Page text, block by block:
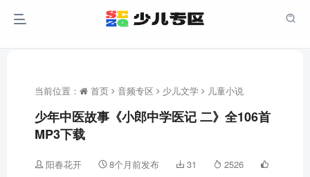
当前位置： 首页 音频专区 少儿文学 儿童小说
少年中医故事《小郎中学医记 二》全106首
MP3下载
阳春花开 8个月前发布 31
2526